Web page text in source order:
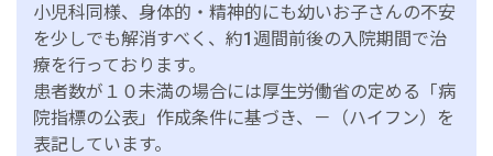
小児科同様、身体的・精神的にも幼いお子さんの不安
を少しでも解消すべく、約1週間前後の入院期間で治
療を行っております。
患者数が１０未満の場合には厚生労働省の定める「病
院指標の公表」作成条件に基づき、－（ハイフン）を
表記しています。